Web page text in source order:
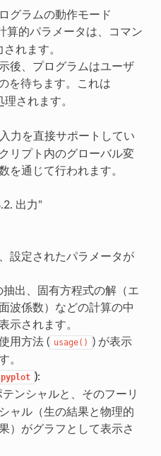
グラムの動作モード
算的パラメータは、コマン
れます。
後、プログラムはユーザ
を待ちます。これは
されます。
力を直接サポートしてい
リプト内のグローバル変
を通じて行われます。
出力"
設定されたパラメータが
抽出、固有方程式の解（エ
波係数）などの計算の中
示されます。
用方法 ( usage()
) が表示
。
):
テンシャルと、そのフーリ
ャル（生の結果と物理的
）がグラフとして表示さ